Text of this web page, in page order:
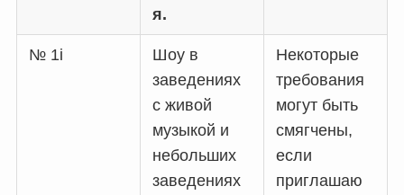
я.
№ 1i
Шоу в
заведениях
с живой
музыкой и
небольших
заведениях
Некоторые
требования
могут быть
смягчены,
если
приглашаю